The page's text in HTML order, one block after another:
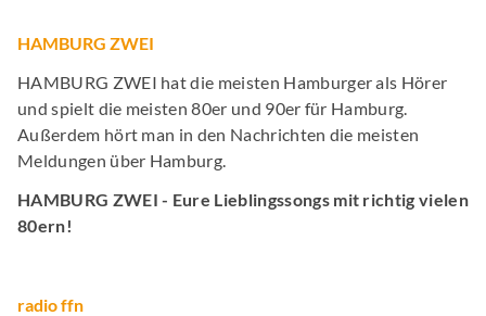
HAMBURG ZWEI
HAMBURG ZWEI hat die meisten Hamburger als Hörer
und spielt die meisten 80er und 90er für Hamburg.
Außerdem hört man in den Nachrichten die meisten
Meldungen über Hamburg.
HAMBURG ZWEI - Eure Lieblingssongs mit richtig vielen
80ern!
radio ffn